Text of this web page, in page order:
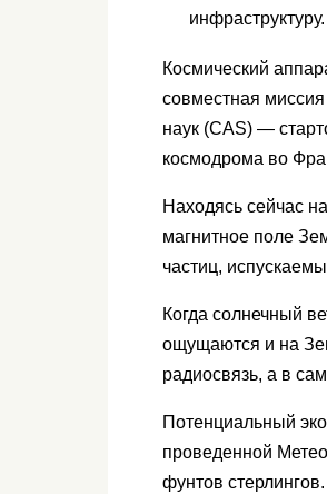
инфраструктуру.
Космический
совместная миссия
наук (CAS) —
космодрома во
Находясь сейчас
магнитное поле
частиц,
Когда солнечный
ощущаются и на
радиосвязь, а в
Потенциальный
проведенной
фунтов